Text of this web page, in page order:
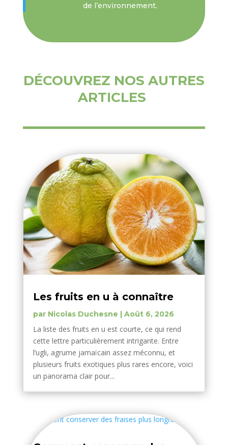
de l’environnement.
DÉCOUVREZ NOS AUTRES
ARTICLES
Les fruits en u à connaître
par Nicolas Duchesne Août 6, 2026
La liste des fruits en u est courte, ce qui rend
cette lettre particulièrement intrigante. Entre
l’ugli, agrume jamaïcain assez méconnu, et
plusieurs fruits exotiques plus rares encore, voici
un panorama clair pour...